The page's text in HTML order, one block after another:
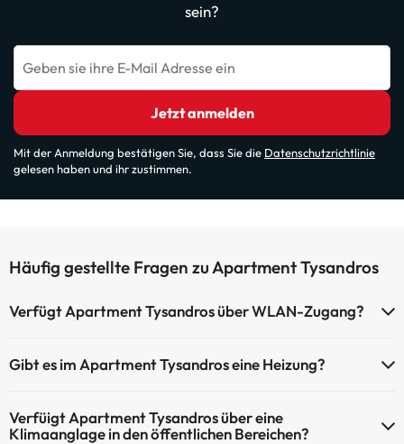
sein?
Geben sie ihre E-Mail Adresse ein
Jetzt anmelden
Mit der Anmeldung bestätigen Sie, dass Sie die Datenschutzrichtlinie
gelesen haben und ihr zustimmen.
Häufig gestellte Fragen zu Apartment Tysandros
Verfügt Apartment Tysandros über WLAN-Zugang?
Gibt es im Apartment Tysandros eine Heizung?
Gemeinschaftsräumen.
Verfüigt Apartment Tysandros über eine
Klimaanglage in den öffentlichen Bereichen?